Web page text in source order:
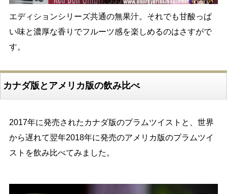
エディションシリーズ共通の無果汁。それでも甘酸っぱ
い味と濃厚な香りでフルーツ感を楽しめるのはさすがで
す。
カナダ版とアメリカ版の飲み比べ
2017年に発売されたカナダ版のプラムツイストと、世界
から遅れて翌年2018年に発売のアメリカ版のプラムツイ
ストを飲み比べてみました。